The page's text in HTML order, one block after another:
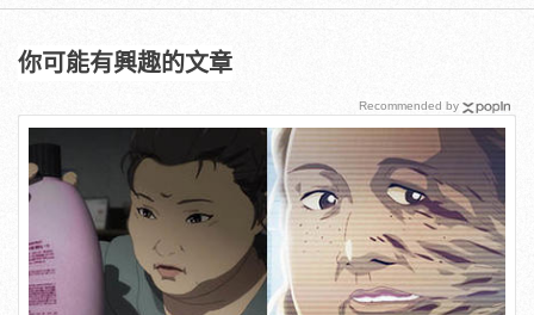
你可能有興趣的文章
Recommended by